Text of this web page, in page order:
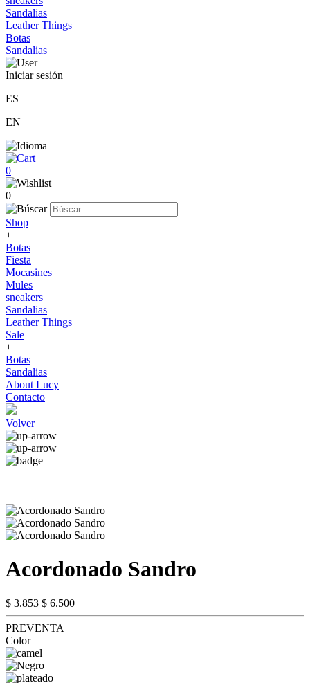
Sandalias
Leather Things
Botas
Sandalias
Iniciar sesión
ES
EN
0
0
Shop
+
Botas
Fiesta
Mocasines
Mules
sneakers
Sandalias
Leather Things
Sale
+
Botas
Sandalias
About Lucy
Contacto
Volver
Acordonado Sandro
$ 3.853 $ 6.500
PREVENTA
Color